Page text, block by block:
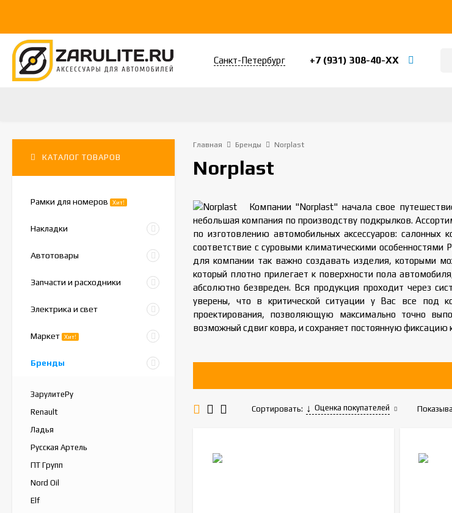
Санкт-Петербург +7 (931) 308-40-ХХ
Главная Бренды Norplast
Norplast
Компании "Norplast" начала свое
небольшая компания по производству подкрылков.
по изготовлению автомобильных аксессуаров:
соответствие с суровыми климатическими
для компании так важно создавать изделия, которыми
который плотно прилегает к поверхности пола
абсолютно безвреден. Вся продукция проходит через
уверены, что в критической ситуации у Вас все под
проектирования, позволяющую максимально точно
возможный сдвиг ковра, и сохраняет постоянную
Сортировать: Оценка покупателей
КАТАЛОГ ТОВАРОВ
Рамки для номеров Хит!
Накладки
Автотовары
Запчасти и расходники
Электрика и свет
Маркет Хит!
Бренды
ЗарулитеРу
Renault
Ладья
Русская Артель
ПТ Групп
Nord Oil
Elf